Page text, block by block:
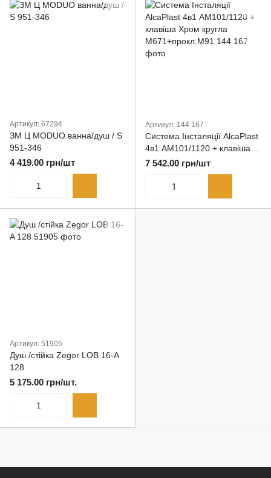
Артикул: 67294
ЗМ Ц MODUO ванна/душ / S
951-346
4 419.00 грн/шт
Артикул: 144 167
Система Інсталяції AlcaPlast
4в1 АМ101/1120 + клавіша
Хром кругла
М671+прокл.М91
7 542.00 грн/шт
Артикул: 51905
Душ /стійка Zegor LOB 16-A
128
5 175.00 грн/шт.